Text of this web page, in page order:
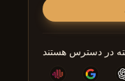
در دسترس هستند